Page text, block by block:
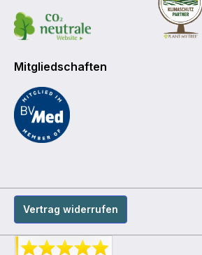
Mitgliedschaften
Vertrag widerrufen